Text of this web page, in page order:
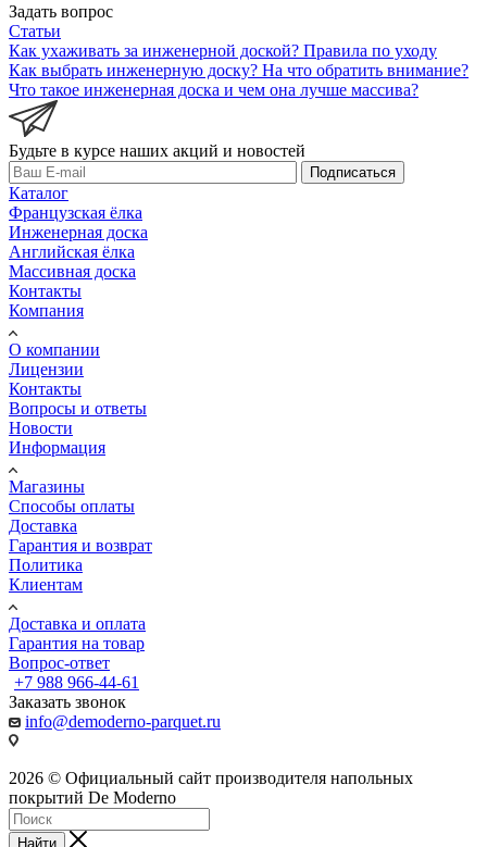
Задать вопрос
Статьи
Как ухаживать за инженерной доской? Правила по уходу
Как выбрать инженерную доску? На что обратить внимание?
Что такое инженерная доска и чем она лучше массива?
Будьте в курсе наших акций и новостей
Подписаться
Каталог
Французская ёлка
Инженерная доска
Английская ёлка
Массивная доска
Контакты
Компания
О компании
Лицензии
Контакты
Вопросы и ответы
Новости
Информация
Магазины
Способы оплаты
Доставка
Гарантия и возврат
Политика
Клиентам
Доставка и оплата
Гарантия на товар
Вопрос-ответ
+7 988 966-44-61
Заказать звонок
info@demoderno-parquet.ru
2026 © Официальный сайт производителя напольных
покрытий De Moderno
Найти